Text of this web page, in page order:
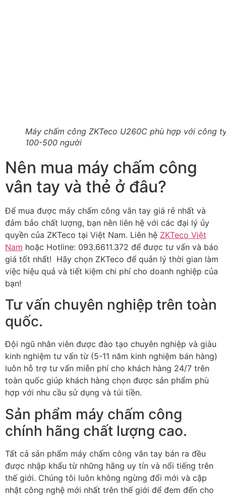
Máy chấm công ZKTeco U260C phù hợp với công
100-500 người
Nên mua máy chấm công
vân tay và thẻ ở đâu?
Để mua được máy chấm công vân tay giá rẻ nhất và
đảm bảo chất lượng, bạn nên liên hệ với các đại lý ủy
quyền của ZKTeco tại Việt Nam. Liên hệ ZKTeco Việt
Nam hoặc Hotline: 093.6611.372 để được tư vấn và báo
giá tốt nhất! Hãy chọn ZKTeco để quản lý thời gian làm
việc hiệu quả và tiết kiệm chi phí cho doanh nghiệp của
bạn!
Tư vấn chuyên nghiệp trên toàn
quốc.
Đội ngũ nhân viên được đào tạo chuyên nghiệp và giàu
kinh nghiệm tư vấn từ (5-11 năm kinh nghiệm bán hàng)
luôn hỗ trợ tư vấn miễn phí cho khách hàng 24/7 trên
toàn quốc giúp khách hàng chọn được sản phẩm phù
hợp với nhu cầu sử dụng và túi tiền.
Sản phẩm máy chấm công
chính hãng chất lượng cao.
Tất cả sản phẩm máy chấm công vân tay bán ra đều
được nhập khẩu từ những hãng uy tín và nổi tiếng trên
thế giới. Chúng tôi luôn không ngừng đổi mới và cập
nhật công nghệ mới nhất trên thế giới để đem đến cho